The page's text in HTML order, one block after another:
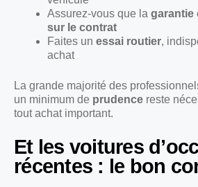
Assurez-vous que la garantie
sur le contrat
Faites un essai routier,
achat
La grande majorité des
un minimum de prudence reste
tout achat important.
Et les voitures
récentes : le bon